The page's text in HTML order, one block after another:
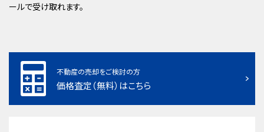
ールで受け取れます。
不動産の売却をご検討の方
価格査定（無料）はこちら